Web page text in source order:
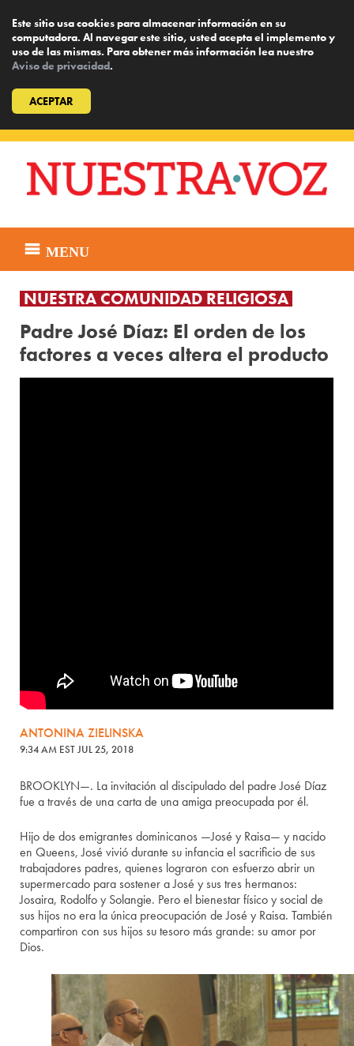
Este sitio usa cookies para almacenar información en su
computadora. Al navegar este sitio, usted acepta el implemento y
uso de las mismas. Para obtener más información lea nuestro
Aviso de privacidad.
ACEPTAR
content
MENU
NUESTRA COMUNIDAD RELIGIOSA
Padre José Díaz: El orden de los
factores a veces altera el producto
ANTONINA ZIELINSKA
9:34 AM EST JUL 25, 2018
BROOKLYN—. La invitación al discipulado del padre José Díaz
fue a través de una carta de una amiga preocupada por él.
Hijo de dos emigrantes dominicanos —José y Raisa— y nacido
en Queens, José vivió durante su infancia el sacrificio de sus
trabajadores padres, quienes lograron con esfuerzo abrir un
supermercado para sostener a José y sus tres hermanos:
Josaira, Rodolfo y Solangie. Pero el bienestar físico y social de
sus hijos no era la única preocupación de José y Raisa. También
compartiron con sus hijos su tesoro más grande: su amor por
Dios.